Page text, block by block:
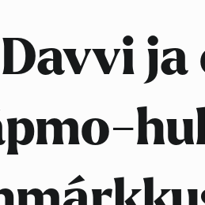
Varanger
ja